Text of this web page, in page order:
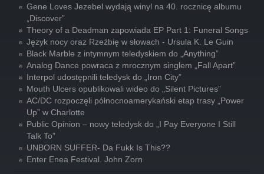
Gene Loves Jezebel wydają winyl na 40. rocznicę albumu
„Discover”
Theory of a Deadman zapowiada EP Part 1: Funeral Songs
Język nocy oraz Rzeźbię w słowach - Ursula K. Le Guin
Black Marble z intymnym teledyskiem do „Anything”
Analog Dance powraca z mrocznym singlem „Fall Apart”
Interpol udostępnili teledysk do „Iron City”
Mouth Ulcers opublikowali wideo do „Silent Pictures”
AC/DC rozpoczęli północnoamerykański etap trasy „Power
Up” w Charlotte
Public Opinion – nowy teledysk do „I Pay Everyone I Still
Talk To”
UNBORN SUFFER- Da Fukk Is This??
Enter Enea Festival. John Zorn